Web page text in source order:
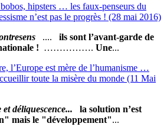
hipsters … les faux-penseurs du
n’est pas le progrès ! (28 mai 2016)
.... ils sont l’avant-garde de
! ……………. Une...
l’Europe est mère de l’humanisme …
toute la misère du monde (11 Mai
et déliquescence... la solution n’est
mais le "développement"...